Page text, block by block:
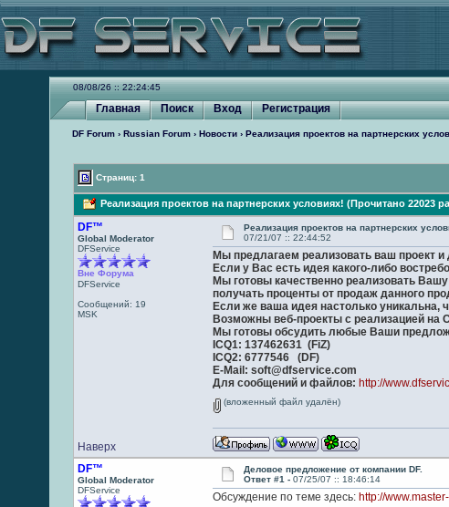
08/08/26 :: 22:24:45
Главная Поиск Вход Регистрация
DF Forum› Russian Forum› Новости› Реализация проектов на партнерских
Страниц: 1
Реализация проектов на партнерских условиях! (Прочитано 22023
DF™
Global Moderator
DFService
Вне Форума
DFService
Сообщений: 19
MSK
Реализация проектов на партнерских
07/21/07 :: 22:44:52
Мы предлагаем реализовать ваш проект и
Если у Вас есть идея какого-либо
Мы готовы качественно реализовать
получать проценты от продаж данного
Если же ваша идея настолько уникальна,
Возможны веб-проекты с реализацией на
Мы готовы обсудить любые Ваши
ICQ1: 137462631 (FiZ)
ICQ2: 6777546 (DF)
E-Mail: soft@dfservice.com
Для сообщений и файлов: http://
Наверх
(вложенный файл удалён)
DF™
Global Moderator
DFService
Деловое предложение от компании DF.
Ответ #1 -07/25/07 :: 18:46:14
Обсуждение по теме здесь: http://